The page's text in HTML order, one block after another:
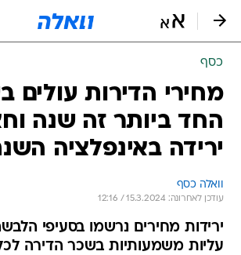
כסף
מחירי הדירות עולים
החד ביותר זה שנה
ירידה באינפלציה
וואלה כסף
עודכן לאחרונה: 15.3.2024 / 12:16
ירידות מחירים נרשמו בסעיפי
עליות משמעותיות בשכר הדירה